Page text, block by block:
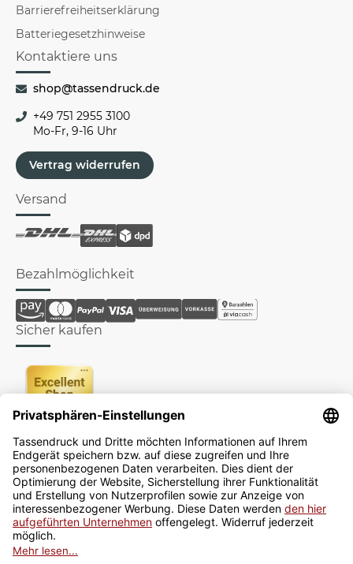
Barrierefreiheitserklärung
Batteriegesetzhinweise
Kontaktiere uns
shop@tassendruck.de
+49 751 2955 3100
Mo-Fr, 9-16 Uhr
Vertrag widerrufen
Versand
Bezahlmöglichkeit
Sicher kaufen
Newsletter